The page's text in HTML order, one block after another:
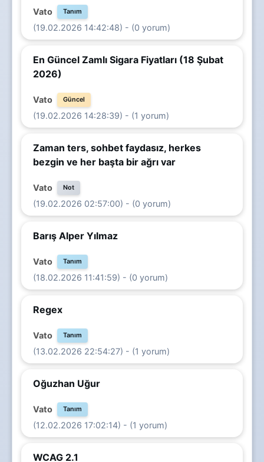
Vato Tanım
(19.02.2026 14:42:48) - (0 yorum)
En Güncel Zamlı Sigara Fiyatları (18 Şubat
2026)
Vato Güncel
(19.02.2026 14:28:39) - (1 yorum)
Zaman ters, sohbet faydasız, herkes
bezgin ve her başta bir ağrı var
Vato Not
(19.02.2026 02:57:00) - (0 yorum)
Barış Alper Yılmaz
Vato Tanım
(18.02.2026 11:41:59) - (0 yorum)
Regex
Vato Tanım
(13.02.2026 22:54:27) - (1 yorum)
Oğuzhan Uğur
Vato Tanım
(12.02.2026 17:02:14) - (1 yorum)
WCAG 2.1